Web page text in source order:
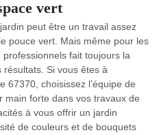
vert
peut être un travail assez
pouce vert. Mais même pour les
fait toujours la
Si vous êtes à
67370, choisissez l’équipe de
main forte dans vos travaux de
à vous offrir un jardin
de couleurs et de bouquets